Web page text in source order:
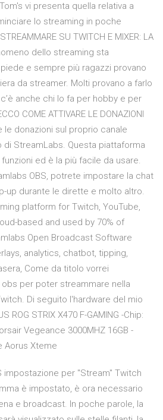
vi presenta quella relativa a
lo streaming in poche
SU TWITCH E MIXER: LA
dello streaming sta
e sempre più ragazzi provano
da streamer. Molti provano a farlo
anche chi lo fa per hobby e per
COME ATTIVARE LE DONAZIONI
le donazioni sul proprio canale
StreamLabs. Questa piattaforma
ed è la più facile da usare.
OBS, potrete impostare la chat
up durante le dirette e molto altro.
platform for Twitch, YouTube,
based and used by 70% of
Open Broadcast Software
analytics, chatbot, tipping,
Come da titolo vorrei
per poter streammare nella
Di seguito l'hardware del mio
ROG STRIX X470 F-GAMING -Chip:
Vegeance 3000MHZ 16GB -
Aorus Xteme
impostazione per "Stream" Twitch
è impostato, è ora necessario
e broadcast. In poche parole, la